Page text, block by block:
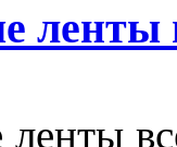
ленты